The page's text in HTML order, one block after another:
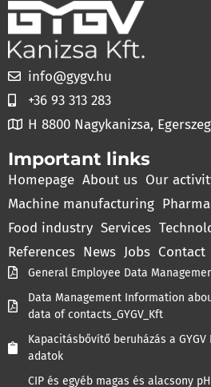
info@gygv.hu
+36 93 313 283
H 8800 Nagykanizsa,
Important links
Homepage About us Our
Machine manufacturing
Food industry Services
References News Jobs Contact
General Employee Data
Data Management Information
data of contacts_GYGV_Kft
Kapacitásbővítő beruházás a
adatok
CIP és egyéb magas és alacsony